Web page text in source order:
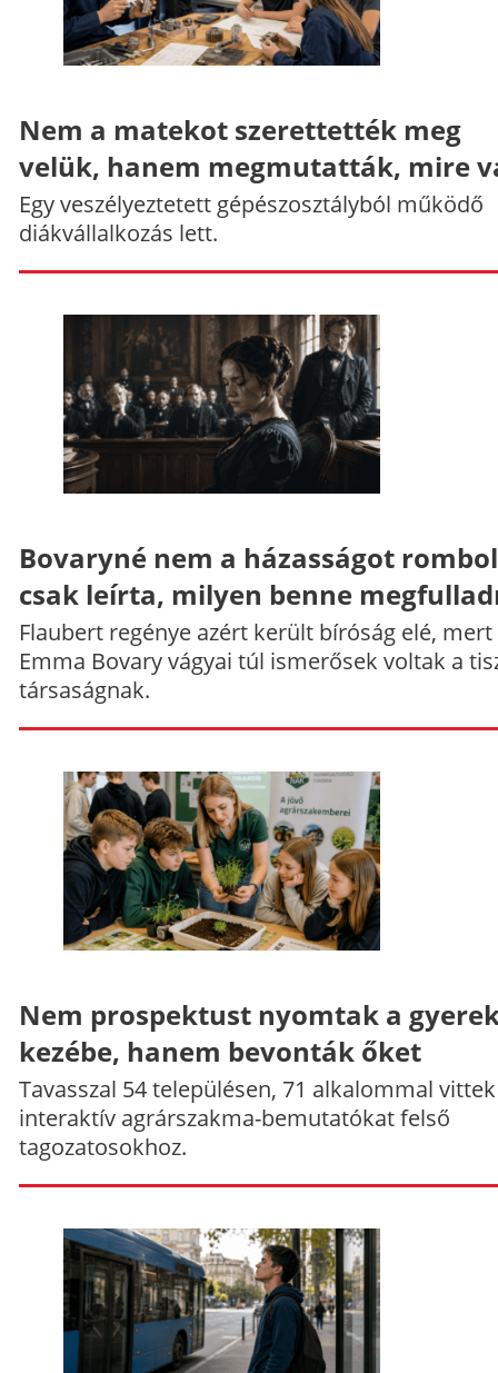
Nem a matekot szerettették meg
velük, hanem megmutatták, mire
Egy veszélyeztetett gépészosztályból működő
diákvállalkozás lett.
Bovaryné nem a házasságot
csak leírta, milyen benne
Flaubert regénye azért került bíróság elé, mert
Emma Bovary vágyai túl ismerősek voltak a
társaságnak.
Nem prospektust nyomtak a
kezébe, hanem bevonták őket
Tavasszal 54 településen, 71 alkalommal vittek
interaktív agrárszakma-bemutatókat felső
tagozatosokhoz.